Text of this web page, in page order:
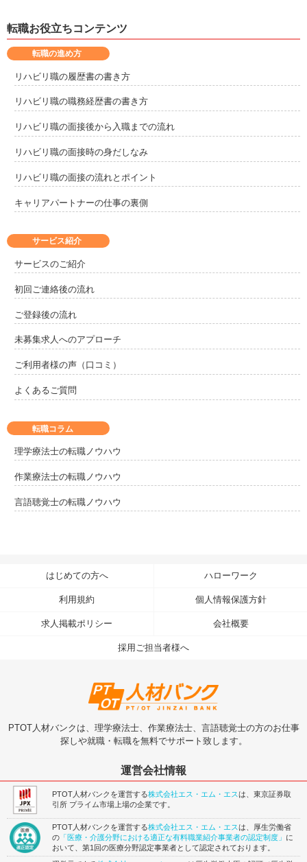
転職お役立ちコンテンツ
サービス紹介
サービスのご紹介
初回ご連絡後の流れ
ご登録後の流れ
未募集求人へのアプローチ
ご利用者様の声（口コミ）
よくあるご質問
転職の進め方
リハビリ職の履歴書の書き方
リハビリ職の職務経歴書の書き方
リハビリ職の面接後から入職までの流れ
リハビリ職の面接時の身だしなみ
リハビリ職の面接の流れとポイント
キャリアパートナーの仕事の裏側
転職コラム
理学療法士の転職ノウハウ
作業療法士の転職ノウハウ
言語聴覚士の転職ノウハウ
はじめての方へ ハローワーク
利用規約 個人情報保護方針
求人掲載ポリシー 会社概要
採用ご担当者様へ
PTOT人材バンクは、理学療法士、作業療法士、言語聴覚士の方のお仕事
探しや就職・転職を無料でサポート致します。
運営会社情報
PTOT人材バンクを運営する株式会社エス・エム・エスは、東京証券取
引所 プライム市場上場の企業です。
PTOT人材バンクを運営する株式会社エス・エム・エスは、厚生労働省
の 「医療・介護分野における適正な有料職業紹介事業者の認定制度」 に
おいて、第1回の医療分野認定事業者として認定されております。